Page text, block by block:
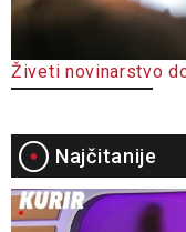
Živeti novinarstvo
Najčitanije